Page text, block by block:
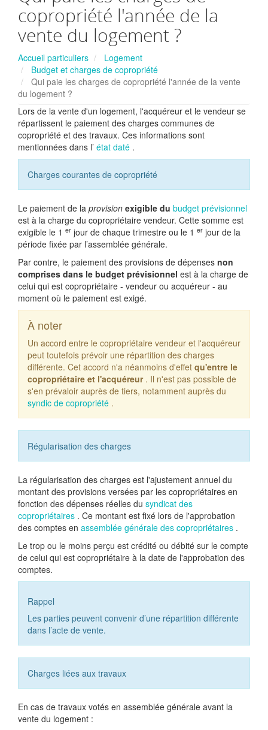
copropriété l'année de la
vente du logement ?
Accueil particuliers
Logement
Budget et charges de copropriété
Qui paie les charges de copropriété l'année de la vente
du logement ?
Lors de la vente d'un logement, l'acquéreur et le vendeur se
répartissent le paiement des charges communes de
copropriété et des travaux. Ces informations sont
mentionnées dans l’ état daté .
Charges courantes de copropriété
Le paiement de la provision exigible du budget prévisionnel
est à la charge du copropriétaire vendeur. Cette somme est
exigible le 1 er jour de chaque trimestre ou le 1 er jour de la
période fixée par l’assemblée générale.
Par contre, le paiement des provisions de dépenses non
comprises dans le budget prévisionnel est à la charge de
celui qui est copropriétaire - vendeur ou acquéreur - au
moment où le paiement est exigé.
À noter
Un accord entre le copropriétaire vendeur et l'acquéreur
peut toutefois prévoir une répartition des charges
différente. Cet accord n'a néanmoins d'effet qu'entre le
copropriétaire et l'acquéreur . Il n'est pas possible de
s'en prévaloir auprès de tiers, notamment auprès du
syndic de copropriété .
Régularisation des charges
La régularisation des charges est l'ajustement annuel du
montant des provisions versées par les copropriétaires en
fonction des dépenses réelles du syndicat des
copropriétaires . Ce montant est fixé lors de l'approbation
des comptes en assemblée générale des copropriétaires .
Le trop ou le moins perçu est crédité ou débité sur le compte
de celui qui est copropriétaire à la date de l'approbation des
comptes.
Rappel
Les parties peuvent convenir d’une répartition différente
dans l’acte de vente.
Charges liées aux travaux
En cas de travaux votés en assemblée générale avant la
vente du logement :